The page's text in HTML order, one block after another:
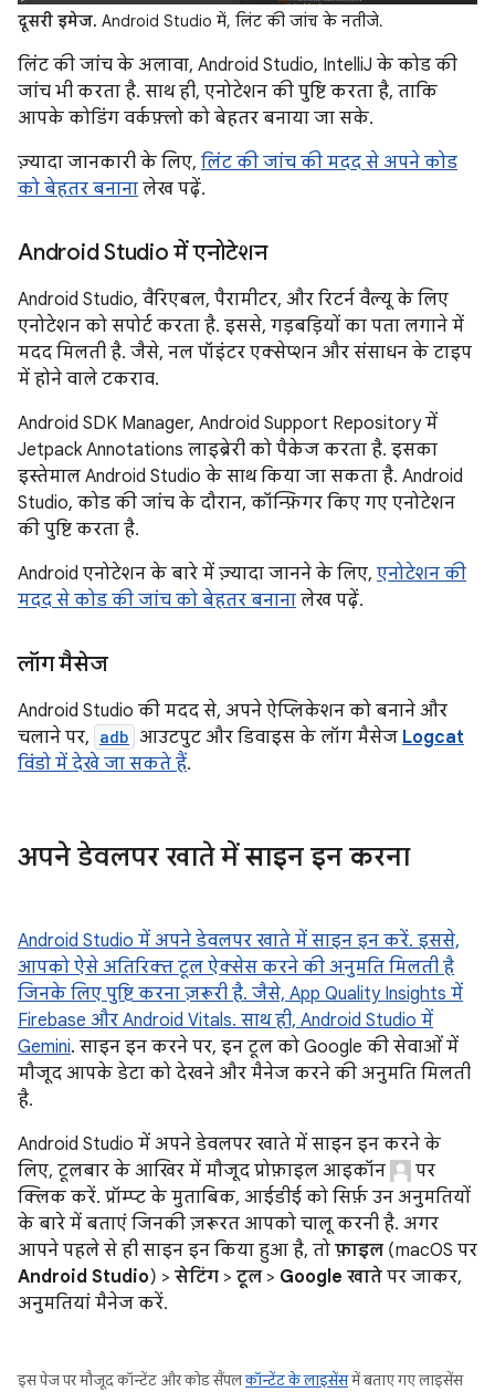
दूसरी इमेज. Android Studio में, लिंट की जांच के नतीजे.
लिंट की जांच के अलावा, Android Studio, IntelliJ के कोड की
जांच भी करता है. साथ ही, एनोटेशन की पुष्टि करता है, ताकि
आपके कोडिंग वर्कफ़्लो को बेहतर बनाया जा सके.
ज़्यादा जानकारी के लिए, लिंट की जांच की मदद से अपने कोड
को बेहतर बनाना लेख पढ़ें.
Android Studio में एनोटेशन
Android Studio, वैरिएबल, पैरामीटर, और रिटर्न वैल्यू के लिए
एनोटेशन को सपोर्ट करता है. इससे, गड़बड़ियों का पता लगाने में
मदद मिलती है. जैसे, नल पॉइंटर एक्सेप्शन और संसाधन के टाइप
में होने वाले टकराव.
Android SDK Manager, Android Support Repository में
Jetpack Annotations लाइब्रेरी को पैकेज करता है. इसका
इस्तेमाल Android Studio के साथ किया जा सकता है. Android
Studio, कोड की जांच के दौरान, कॉन्फ़िगर किए गए एनोटेशन
की पुष्टि करता है.
Android एनोटेशन के बारे में ज़्यादा जानने के लिए, एनोटेशन की
मदद से कोड की जांच को बेहतर बनाना लेख पढ़ें.
लॉग मैसेज
Android Studio की मदद से, अपने ऐप्लिकेशन को बनाने और
चलाने पर, adb आउटपुट और डिवाइस के लॉग मैसेज Logcat
विंडो में देखे जा सकते हैं.
अपने डेवलपर खाते में साइन इन करना
Android Studio में अपने डेवलपर खाते में साइन इन करें. इससे,
आपको ऐसे अतिरिक्त टूल ऐक्सेस करने की अनुमति मिलती है
जिनके लिए पुष्टि करना ज़रूरी है. जैसे, App Quality Insights में
Firebase और Android Vitals. साथ ही, Android Studio में
Gemini. साइन इन करने पर, इन टूल को Google की सेवाओं में
मौजूद आपके डेटा को देखने और मैनेज करने की अनुमति मिलती
है.
Android Studio में अपने डेवलपर खाते में साइन इन करने के
लिए, टूलबार के आखिर में मौजूद प्रोफ़ाइल आइकॉन
पर
क्लिक करें. प्रॉम्प्ट के मुताबिक, आईडीई को सिर्फ़ उन अनुमतियों
के बारे में बताएं जिनकी ज़रूरत आपको चालू करनी है. अगर
आपने पहले से ही साइन इन किया हुआ है, तो फ़ाइल (macOS पर
Android Studio) > सेटिंग > टूल > Google खाते पर जाकर,
अनुमतियां मैनेज करें.
इस पेज पर मौजूद कॉन्टेंट और कोड सैंपलकॉन्टेंट के लाइसेंसमें बताए गए लाइसेंस